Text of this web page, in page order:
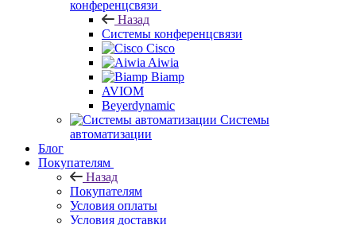
конференцсвязи
Назад
Системы конференцсвязи
Cisco
Aiwia
Biamp
AVIOM
Beyerdynamic
Системы
автоматизации
Блог
Покупателям
Назад
Покупателям
Условия оплаты
Условия доставки